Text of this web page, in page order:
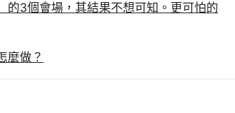
的3個會場，其結果不想可知。更可怕的
麼做？